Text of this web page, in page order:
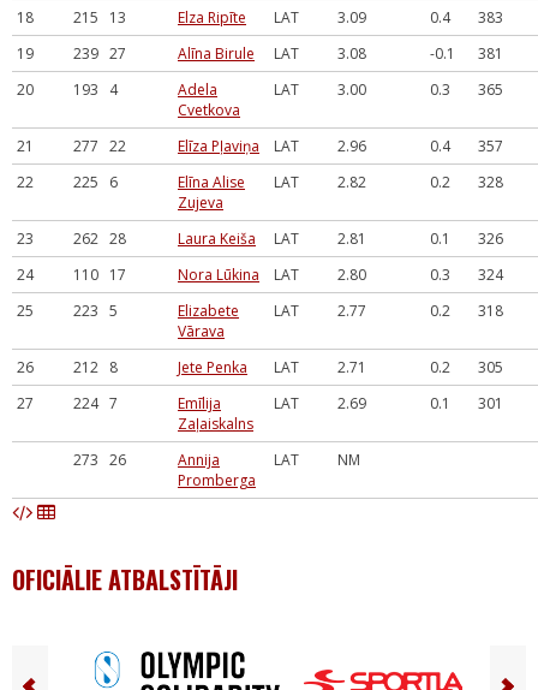
18 215 13 Elza Ripīte LAT 3.09 0.4
383
19
239 27 Alīna Birule LAT 3.08 -0.1
381
20
193 4
Adela
Cvetkova
LAT 3.00 0.3 365
21 277 22 Elīza Pļaviņa LAT 2.96 0.4
357
22
225 6
Elīna Alise
Zujeva
LAT 2.82 0.2 328
23 262 28 Laura Keiša LAT 2.81 0.1
326
24
110 17 Nora Lūkina LAT 2.80 0.3
324
25
223 5
Elizabete
Vārava
LAT 2.77 0.2 318
26 212 8 Jete Penka LAT 2.71 0.2
305
27
224 7
Emīlija
Zaļaiskalns
LAT 2.69 0.1 301
273 26
Annija
Promberga
LAT NM
OFICIĀLIE ATBALSTĪTĀJI